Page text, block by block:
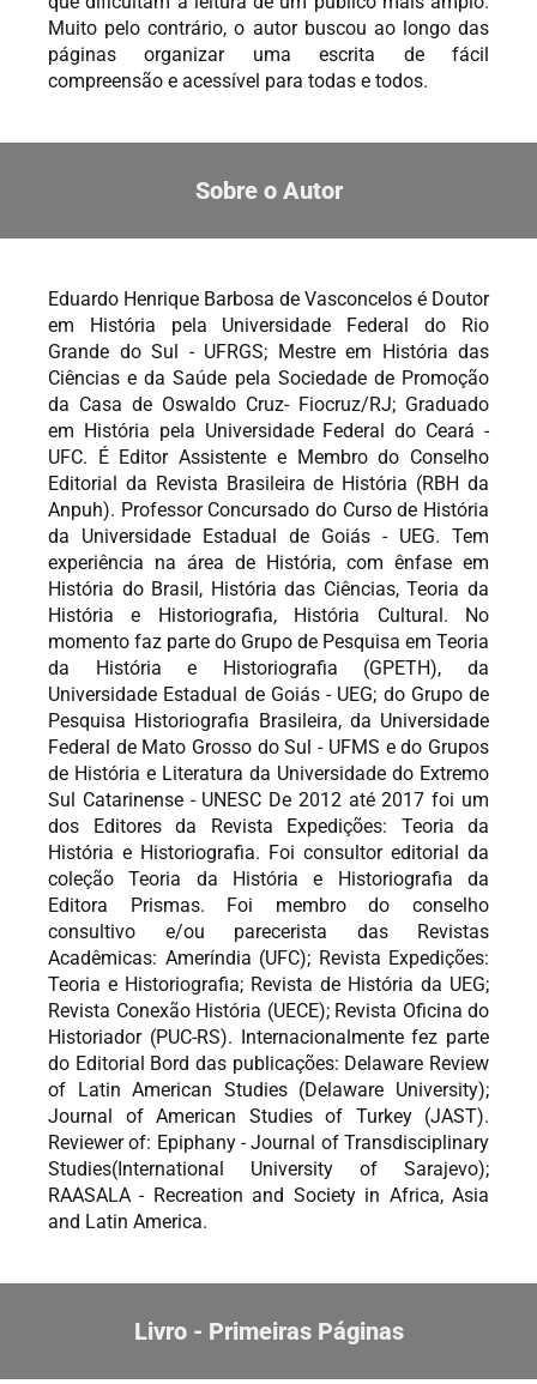
Muito pelo contrário, o autor buscou ao longo das
páginas organizar uma escrita de fácil
compreensão e acessível para todas e todos.
Sobre o Autor
Eduardo Henrique Barbosa de Vasconcelos é Doutor
em História pela Universidade Federal do Rio
Grande do Sul - UFRGS; Mestre em História das
Ciências e da Saúde pela Sociedade de Promoção
da Casa de Oswaldo Cruz- Fiocruz/RJ; Graduado
em História pela Universidade Federal do Ceará -
UFC. É Editor Assistente e Membro do Conselho
Editorial da Revista Brasileira de História (RBH da
Anpuh). Professor Concursado do Curso de História
da Universidade Estadual de Goiás - UEG. Tem
experiência na área de História, com ênfase em
História do Brasil, História das Ciências, Teoria da
História e Historiografia, História Cultural. No
momento faz parte do Grupo de Pesquisa em Teoria
da História e Historiografia (GPETH), da
Universidade Estadual de Goiás - UEG; do Grupo de
Pesquisa Historiografia Brasileira, da Universidade
Federal de Mato Grosso do Sul - UFMS e do Grupos
de História e Literatura da Universidade do Extremo
Sul Catarinense - UNESC De 2012 até 2017 foi um
dos Editores da Revista Expedições: Teoria da
História e Historiografia. Foi consultor editorial da
coleção Teoria da História e Historiografia da
Editora Prismas. Foi membro do conselho
consultivo e/ou parecerista das Revistas
Acadêmicas: Ameríndia (UFC); Revista Expedições:
Teoria e Historiografia; Revista de História da UEG;
Revista Conexão História (UECE); Revista Oficina do
Historiador (PUC-RS). Internacionalmente fez parte
do Editorial Bord das publicações: Delaware Review
of Latin American Studies (Delaware University);
Journal of American Studies of Turkey (JAST).
Reviewer of: Epiphany - Journal of Transdisciplinary
Studies(International University of Sarajevo);
RAASALA - Recreation and Society in Africa, Asia
and Latin America.
Livro - Primeiras Páginas